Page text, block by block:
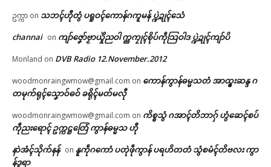
© ဌာန်ပရိုၚ်ဗၠးၜးမန်
က်ကဵုသတိတုဲဂှ် ဗပေၚ်ဇြဟတ်ပၞာ
July 15, 2026
In "ပရိုၚ်"
ဥက္ကာ on သဘၚ်ဟီုတွံ ပရူဝၚ်ကောန်ဂကူမန် ပ္ဍဲဍုၚ်သေံ
channai on ကျာ်ဇၞော်ဗၟာယှိုဲညဝါ က္ညကၠုၚ်စိုပ်ကဵုသြဝါဒ ပ္ဍဲဍုၚ်ကျာ်ပိ
Monland on DVB Radio 12.November.2012
woodmonraingwmow@gmail.com on ကောန်ကွာန်ဓမ္မသတံ အာထ္ၜးဆန္ဒ ဂ
တမုက်ရုၚ်သၞောဝ်ဓဝ် ခရိုၚ်မတ်မလီု
woodmonraingwmow@gmail.com on ကိစ္စသွံ ဂအာၚ်တိဘာဂှ် ဟွံဆေၚ်စပ်
ကဵုညးရောၚ် ဥက္ကဋ္ဌတြေံ ကွာန်ဓမ္မသ ဟီု
နာဲအံၚ်သိုက်နန် on နူကဵုဂကောံ ပတုဲဖဵုကွာန် ပရဟိတတံ သွံစမံၚ်တိဗလး ကွာ
န်ဒူရာ